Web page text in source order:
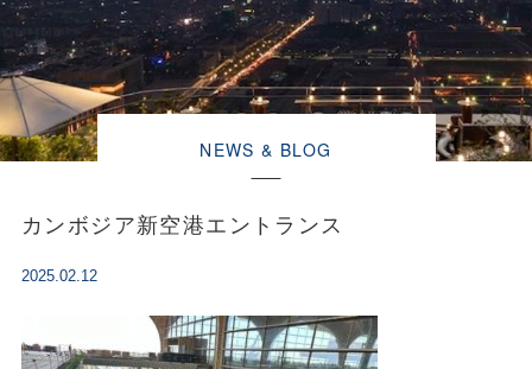
NEWS & BLOG
カンボジア新空港エントランス
2025.02.12